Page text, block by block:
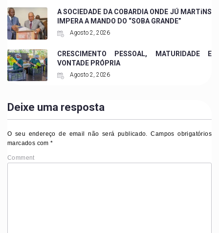
A SOCIEDADE DA COBARDIA ONDE JÚ MARTiNS
IMPERA A MANDO DO “SOBA GRANDE”
Agosto 2, 2026
CRESCIMENTO PESSOAL, MATURIDADE E
VONTADE PRÓPRIA
Agosto 2, 2026
Deixe uma resposta
O seu endereço de email não será publicado. Campos obrigatórios
marcados com*
Comment